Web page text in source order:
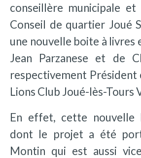
conseillère municipale et
Conseil de quartier Joué
une nouvelle boite à livres
Jean Parzanese et de
respectivement
Lions Club Joué-lès-Tours
En effet, cette nouvelle
dont le projet a été
Montin qui est aussi